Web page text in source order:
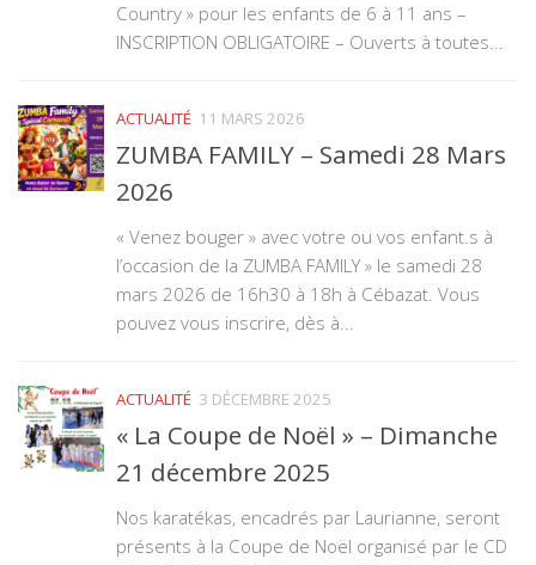
Country » pour les enfants de 6 à 11 ans –
INSCRIPTION OBLIGATOIRE – Ouverts à toutes...
ACTUALITÉ 11 MARS 2026
ZUMBA FAMILY – Samedi 28 Mars
2026
« Venez bouger » avec votre ou vos enfant.s à
l’occasion de la ZUMBA FAMILY » le samedi 28
mars 2026 de 16h30 à 18h à Cébazat. Vous
pouvez vous inscrire, dès à...
ACTUALITÉ 3 DÉCEMBRE 2025
« La Coupe de Noël » – Dimanche
21 décembre 2025
Nos karatékas, encadrés par Laurianne, seront
présents à la Coupe de Noël organisé par le CD